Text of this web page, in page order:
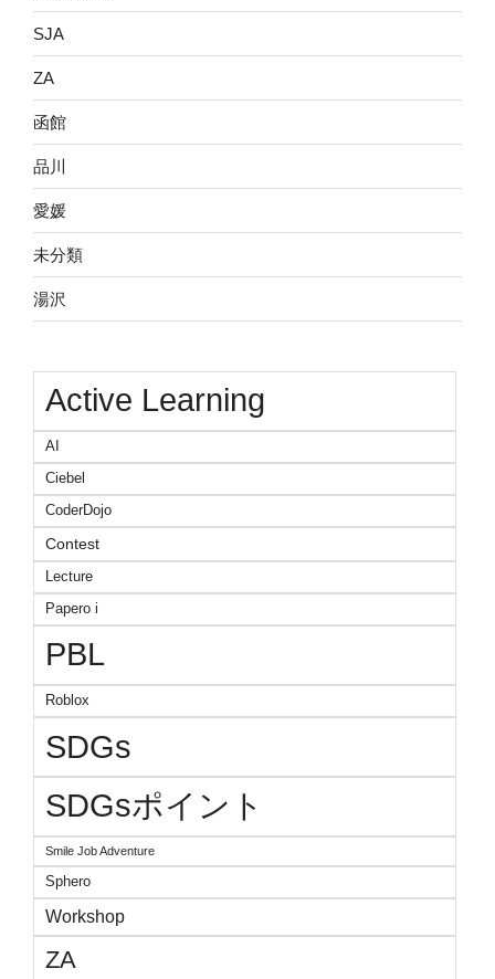
SJA
ZA
函館
品川
愛媛
未分類
湯沢
Active Learning
AI
Ciebel
CoderDojo
Contest
Lecture
Papero i
PBL
Roblox
SDGs
SDGsポイント
Smile Job Adventure
Sphero
Workshop
ZA